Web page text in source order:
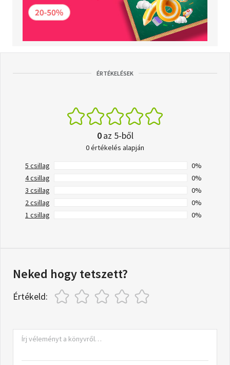
ÉRTÉKELÉSEK
0az 5-ből
0 értékelés alapján
5 csillag
0%
4 csillag
0%
3 csillag
0%
2 csillag
0%
1 csillag
0%
Neked hogy tetszett?
Értékeld: